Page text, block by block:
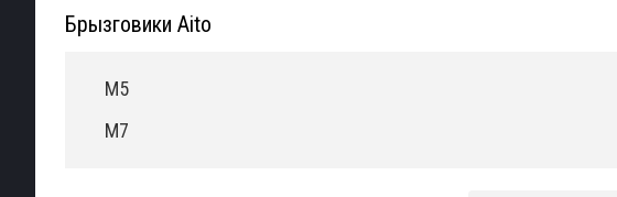
Брызговики Aito
M5
M7